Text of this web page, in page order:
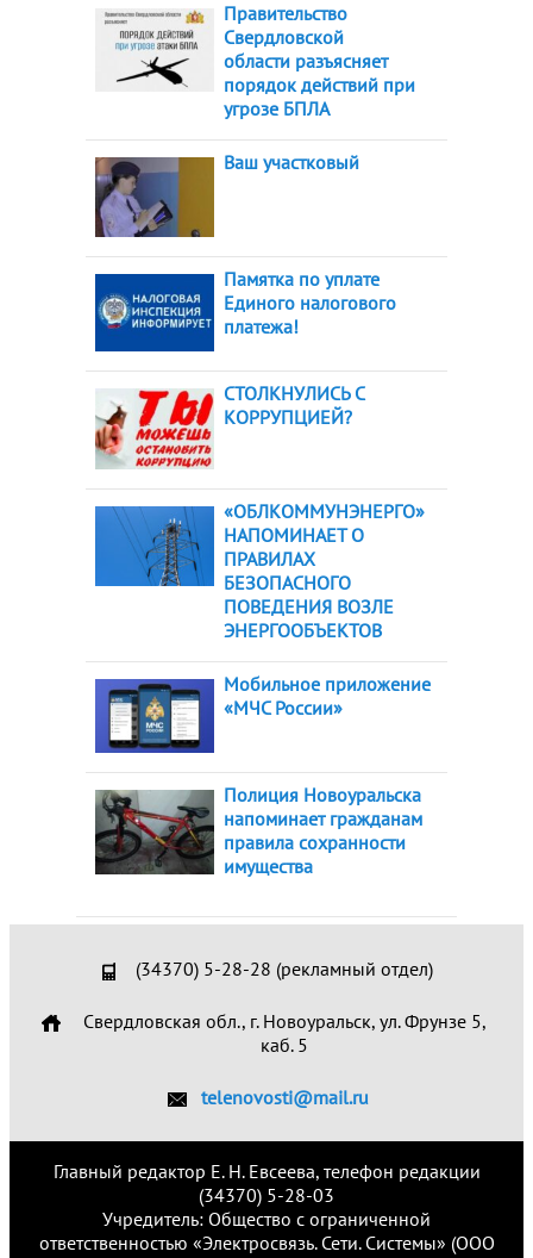
Правительство
Свердловской
области разъясняет
порядок действий при
угрозе БПЛА
Ваш участковый
Памятка по уплате
Единого налогового
платежа!
СТОЛКНУЛИСЬ С
КОРРУПЦИЕЙ?
«ОБЛКОММУНЭНЕРГО»
НАПОМИНАЕТ О
ПРАВИЛАХ
БЕЗОПАСНОГО
ПОВЕДЕНИЯ ВОЗЛЕ
ЭНЕРГООБЪЕКТОВ
Мобильное приложение
«МЧС России»
Полиция Новоуральска
напоминает гражданам
правила сохранности
имущества
(34370) 5-28-28 (рекламный отдел)
Свердловская обл., г. Новоуральск, ул. Фрунзе 5,
каб. 5
telenovosti@mail.ru
Главный редактор Е. Н. Евсеева, телефон редакции
(34370) 5-28-03
Учредитель: Общество с ограниченной
ответственностью «Электросвязь. Сети. Системы» (ООО